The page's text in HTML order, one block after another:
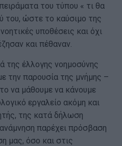
του τύπου « τι θα
του, ώστε το καύσιμο της
υποθέσεις και όχι
και πέθαναν.
της έλλογης νοημοσύνης
την παρουσία της μνήμης –
να μάθουμε να κάνουμε
εργαλείο ακόμη και
της κατά δήλωση
παρέχει πρόσβαση
μας, όσο και στις